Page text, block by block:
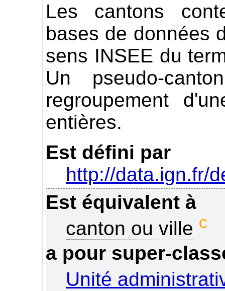
Les cantons
bases de données
sens INSEE du
Un pseudo-
regroupement
entières.
Est défini par
http://data.ign.fr/
Est équivalent à
canton ou ville c
a pour super-
Unité